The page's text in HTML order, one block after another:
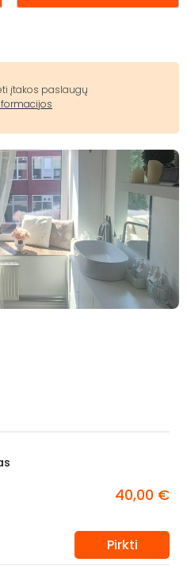
įtakos paslaugų
40,00 €
Pirkti